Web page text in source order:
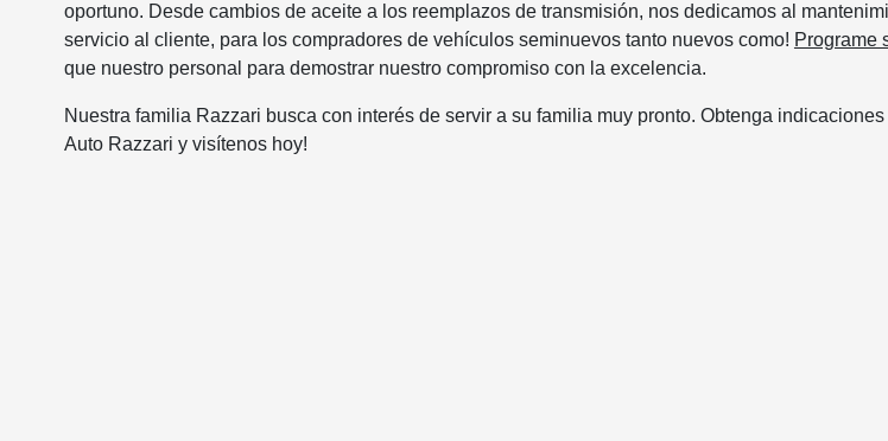
oportuno. Desde cambios de aceite a los reemplazos de transmisión, nos dedicamos al
servicio al cliente, para los compradores de vehículos seminuevos tanto nuevos como! Programe
que nuestro personal para demostrar nuestro compromiso con la excelencia.
Nuestra familia Razzari busca con interés de servir a su familia muy pronto. Obtenga
Auto Razzari y visítenos hoy!